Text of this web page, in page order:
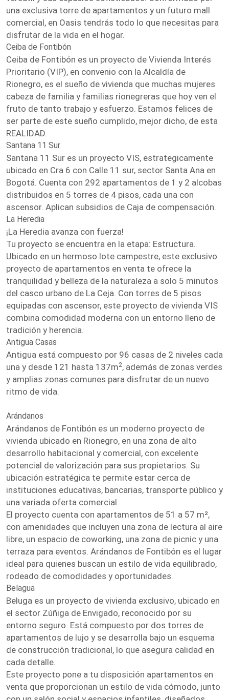
una exclusiva torre de apartamentos y un futuro mall
comercial, en Oasis tendrás todo lo que necesitas para
disfrutar de la vida en el hogar.
Ceiba de Fontibón
Ceiba de Fontibón es un proyecto de Vivienda Interés
Prioritario (VIP), en convenio con la Alcaldía de
Rionegro, es el sueño de vivienda que muchas mujeres
cabeza de familia y familias rionegreras que hoy ven el
fruto de tanto trabajo y esfuerzo. Estamos felices de
ser parte de este sueño cumplido, mejor dicho, de esta
REALIDAD.
Santana 11 Sur
Santana 11 Sur es un proyecto VIS, estrategicamente
ubicado en Cra 6 con Calle 11 sur, sector Santa Ana en
Bogotá. Cuenta con 292 apartamentos de 1 y 2 alcobas
distribuidos en 5 torres de 4 pisos, cada una con
ascensor. Aplican subsidios de Caja de compensación.
La Heredia
¡La Heredia avanza con fuerza!
Tu proyecto se encuentra en la etapa: Estructura.
Ubicado en un hermoso lote campestre, este exclusivo
proyecto de apartamentos en venta te ofrece la
tranquilidad y belleza de la naturaleza a solo 5 minutos
del casco urbano de La Ceja. Con torres de 5 pisos
equipadas con ascensor, este proyecto de vivienda VIS
combina comodidad moderna con un entorno lleno de
tradición y herencia.
Antigua Casas
Antigua está compuesto por 96 casas de 2 niveles cada
una y desde 121 hasta 137m2, además de zonas verdes
y amplias zonas comunes para disfrutar de un nuevo
ritmo de vida.
Arándanos
Arándanos de Fontibón es un moderno proyecto de
vivienda ubicado en Rionegro, en una zona de alto
desarrollo habitacional y comercial, con excelente
potencial de valorización para sus propietarios. Su
ubicación estratégica te permite estar cerca de
instituciones educativas, bancarias, transporte público y
una variada oferta comercial.
El proyecto cuenta con apartamentos de 51 a 57 m²,
con amenidades que incluyen una zona de lectura al aire
libre, un espacio de coworking, una zona de picnic y una
terraza para eventos. Arándanos de Fontibón es el lugar
ideal para quienes buscan un estilo de vida equilibrado,
rodeado de comodidades y oportunidades.
Belagua
Beluga es un proyecto de vivienda exclusivo, ubicado en
el sector Zúñiga de Envigado, reconocido por su
entorno seguro. Está compuesto por dos torres de
apartamentos de lujo y se desarrolla bajo un esquema
de construcción tradicional, lo que asegura calidad en
cada detalle.
Este proyecto pone a tu disposición apartamentos en
venta que proporcionan un estilo de vida cómodo, junto